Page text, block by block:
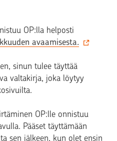
OP:lla helposti
avaamisesta.
sinun tulee täyttää
valtakirja, joka löytyy
OP:lle onnistuu
Pääset täyttämään
sen jälkeen, kun olet ensin